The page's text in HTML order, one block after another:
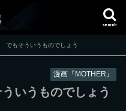
search
でもそういうものでしょう
漫画『MOTHER』
いうものでしょう